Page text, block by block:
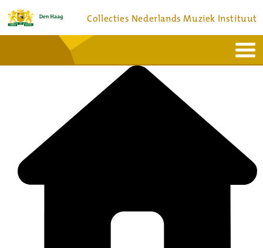
Collecties Nederlands Muziek Instituut
Bronnen en collecties